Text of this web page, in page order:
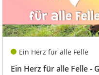
Ein Herz für alle Felle
Ein Herz für alle Felle -